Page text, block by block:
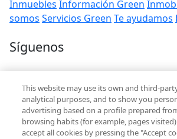
Inmuebles Información Green
somos Servicios Green Te ayudamos
Síguenos
Contacto
hola@vivegreen.com
This website may use its own and third-
analytical purposes, and to show you
advertising based on a profile prepared
browsing habits (for example, pages
accept all cookies by pressing the "Accept